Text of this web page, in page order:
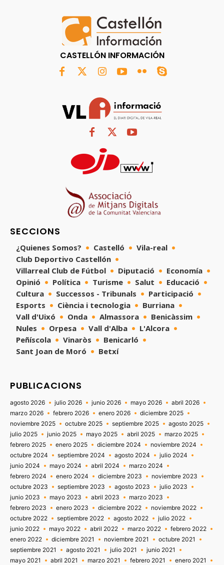
CASTELLÓN INFORMACIÓN
SECCIONS
¿Quienes Somos? Castelló
Vila-real
Club Deportivo Castellón
Villarreal Club de Fútbol
Diputació
Economía
Opinió
Política Turisme Salut
Educació
Cultura
Successos - Tribunals
Participació
Esports
Ciència i tecnologia
Burriana
Vall d'Uixó
Onda Almassora
Benicàssim
Nules
Orpesa Vall d'Alba
L'Alcora
Peñíscola
Vinaròs
Benicarló
Sant Joan de Moró
Betxí
PUBLICACIONS
agosto 2026 julio 2026 junio 2026 mayo 2026
abril 2026
marzo 2026
febrero 2026 enero 2026
diciembre 2025
noviembre 2025
octubre 2025 septiembre 2025
agosto 2025
julio 2025
junio 2025 mayo 2025 abril 2025
marzo 2025
febrero 2025
enero 2025 diciembre 2024
noviembre 2024
octubre 2024
septiembre 2024 agosto 2024
julio 2024
junio 2024
mayo 2024 abril 2024
marzo 2024
febrero 2024
enero 2024 diciembre 2023
noviembre 2023
octubre 2023
septiembre 2023 agosto 2023
julio 2023
junio 2023
mayo 2023 abril 2023
marzo 2023
febrero 2023
enero 2023 diciembre 2022
noviembre 2022
octubre 2022
septiembre 2022 agosto 2022
julio 2022
junio 2022
mayo 2022 abril 2022 marzo 2022
febrero 2022
enero 2022
diciembre 2021 noviembre 2021
octubre 2021
septiembre 2021
agosto 2021 julio 2021
junio 2021
mayo 2021
abril 2021 marzo 2021 febrero 2021
enero 2021